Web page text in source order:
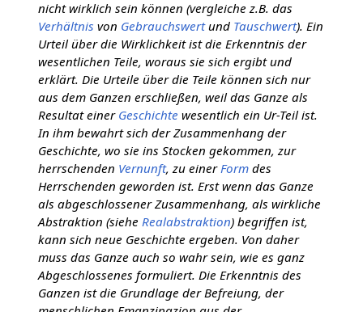
nicht wirklich sein können (vergleiche z.B. das
Verhältnis von Gebrauchswertund Tauschwert). Ein
Urteil über die Wirklichkeit ist die Erkenntnis der
wesentlichen Teile, woraus sie sich ergibt und
erklärt. Die Urteile über die Teile können sich nur
aus dem Ganzen erschließen, weil das Ganze als
Resultat einer Geschichte wesentlich ein Ur-Teil ist.
In ihm bewahrt sich der Zusammenhang der
Geschichte, wo sie ins Stocken gekommen, zur
herrschenden Vernunft, zu einer Formdes
Herrschenden geworden ist. Erst wenn das Ganze
als abgeschlossener Zusammenhang, als wirkliche
Abstraktion (siehe Realabstraktion) begriffen ist,
kann sich neue Geschichte ergeben. Von daher
muss das Ganze auch so wahr sein, wie es ganz
Abgeschlossenes formuliert. Die Erkenntnis des
Ganzen ist die Grundlage der Befreiung, der